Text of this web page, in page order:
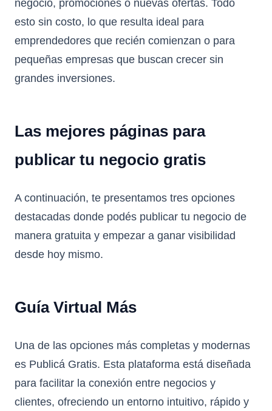
negocio, promociones o nuevas ofertas. Todo
esto sin costo, lo que resulta ideal para
emprendedores que recién comienzan o para
pequeñas empresas que buscan crecer sin
grandes inversiones.
Las mejores páginas para
publicar tu negocio gratis
A continuación, te presentamos tres opciones
destacadas donde podés publicar tu negocio de
manera gratuita y empezar a ganar visibilidad
desde hoy mismo.
Guía Virtual Más
Una de las opciones más completas y modernas
es Publicá Gratis. Esta plataforma está diseñada
para facilitar la conexión entre negocios y
clientes, ofreciendo un entorno intuitivo, rápido y